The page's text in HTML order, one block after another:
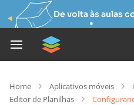
De volta às aulas
Home Aplicativos móveis
Editor de Planilhas